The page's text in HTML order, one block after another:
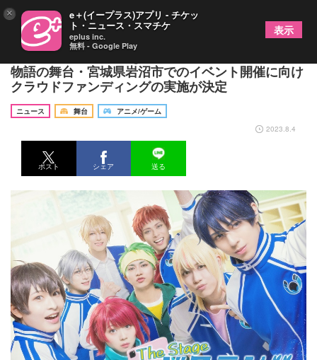
「バクテン!! The Stage」キービジュアルが解禁＆
物語の舞台・宮城県岩沼市でのイベント開催に向け
クラウドファンディングの実施が決定
ニュース 舞台
アニメ/ゲーム
2023.8.4
ポスト シェア 送る
× e＋(イープラス)アプリ - チケッ
ト・ニュース・スマチケ
eplus inc.
無料 - Google Play
表示